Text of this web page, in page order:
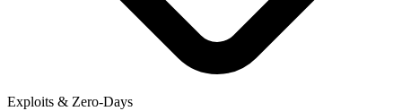
Exploits & Zero-Days